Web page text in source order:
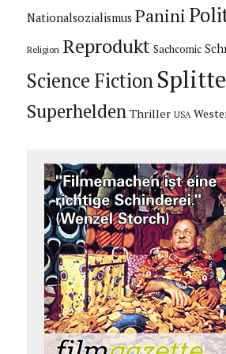
Nationalsozialismus Panini
Religion Reprodukt Sachcomic
Science Fiction
Superhelden Thriller USA